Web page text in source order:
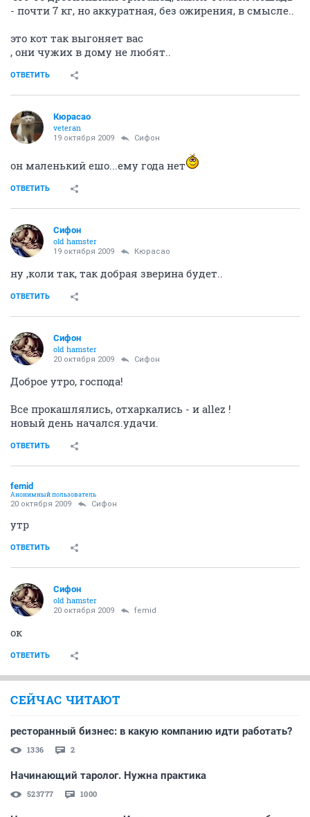
- почти 7 кг, но аккуратная, без ожирения, в смысле..
это кот так выгоняет вас
, они чужих в дому не любят..
ОТВЕТИТЬ
Кюрасао
veteran
19 октября 2009 Сифон
он маленький ешо...ему года нет
ОТВЕТИТЬ
Сифон
old hamster
19 октября 2009 Кюрасао
ну ,коли так, так добрая зверина будет..
ОТВЕТИТЬ
Сифон
old hamster
20 октября 2009 Сифон
Доброе утро, господа!
Все прокашлялись, отхаркались - и allez !
новый день начался.удачи.
ОТВЕТИТЬ
femid
Анонимный пользователь
20 октября 2009 Сифон
утр
ОТВЕТИТЬ
Сифон
old hamster
20 октября 2009 femid
ок
ОТВЕТИТЬ
СЕЙЧАС ЧИТАЮТ
ресторанный бизнес: в какую компанию идти работать?
1336 2
Начинающий таролог. Нужна практика
523777 1000